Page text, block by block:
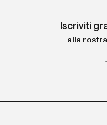
Iscriviti
alla